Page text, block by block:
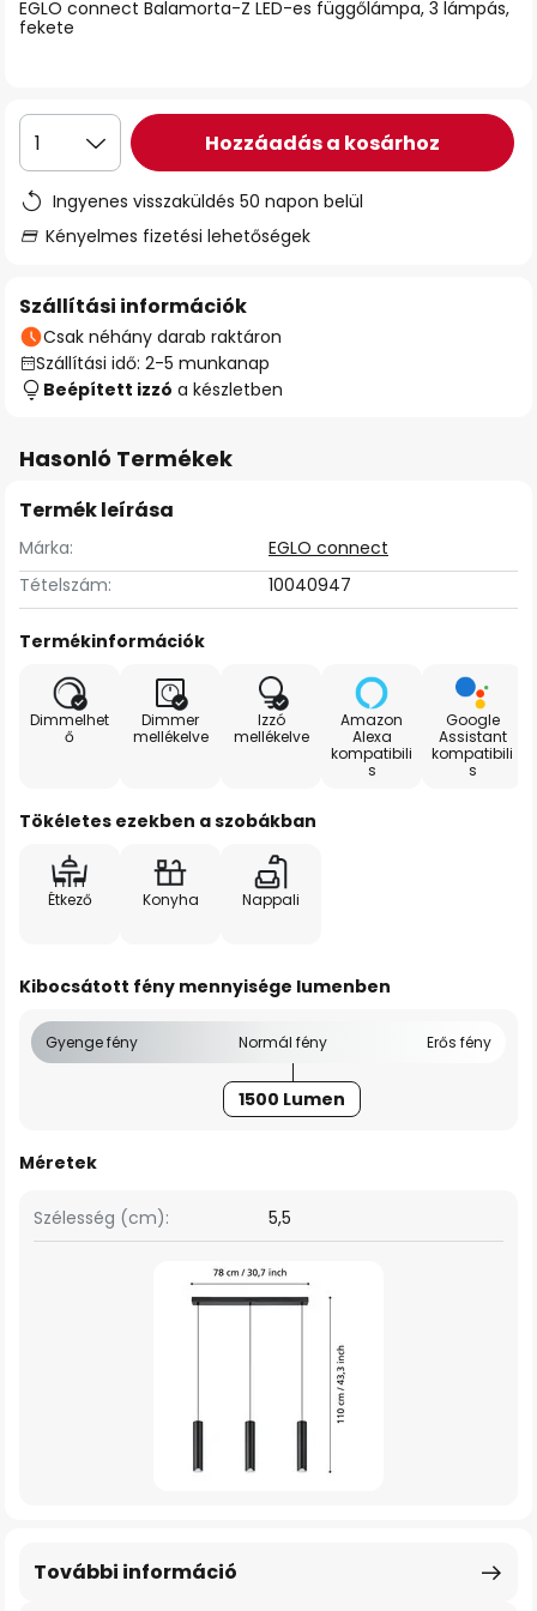
EGLO connect Balamorta-Z LED-es függőlámpa, 3 lámpás,
fekete
1 Hozzáadás a kosárhoz
Ingyenes visszaküldés 50 napon belül
Kényelmes fizetési lehetőségek
Szállítási információk
Csak néhány darab raktáron
Szállítási idő: 2-5 munkanap
Beépített izzó a készletben
Hasonló Termékek
Termék leírása
Márka:
EGLO connect
Tételszám:
10040947
Termékinformációk
Dimmelhet
ő
Dimmer
mellékelve
Izzó
mellékelve
Amazon
Alexa
kompatibili
s
Google
Assistant
kompatibili
s
Tökéletes ezekben a szobákban
Étkező Konyha Nappali
Kibocsátott fény mennyisége lumenben
Gyenge fény Normál fény Erős fény
1500 Lumen
Méretek
Szélesség (cm): 5,5
További információ